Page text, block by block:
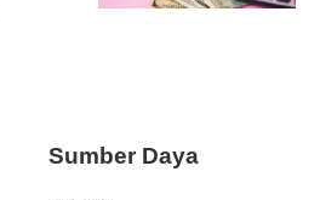
Sumber Daya